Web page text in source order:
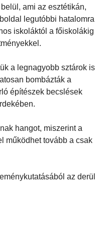
ami az esztétikán,
legutóbbi hatalomra
iskoláktól a főiskolákig
a legnagyobb sztárok is
bombázták a
építészek becslések
hangot, miszerint a
működhet tovább a csak
az derül